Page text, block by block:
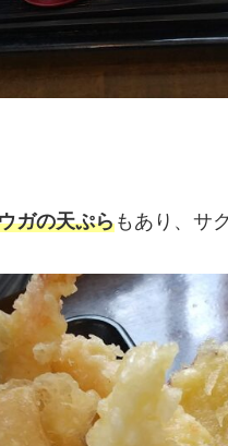
ガの天ぷらもあり、サ